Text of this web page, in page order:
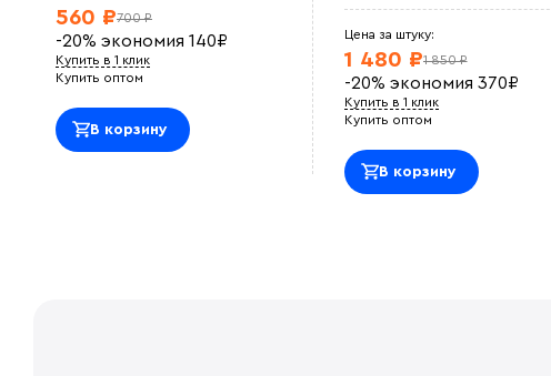
700 ₽
560 ₽
-20% экономия 140₽
Купить в 1 клик
Купить оптом
В корзину
Цена за штуку:
1 850 ₽
1 480 ₽
-20% экономия 370₽
Купить в 1 клик
Купить оптом
В корзину